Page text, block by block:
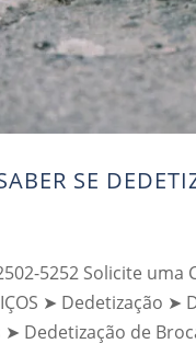
SE
5252 Solicite
➤ Dedetização
Dedetização de